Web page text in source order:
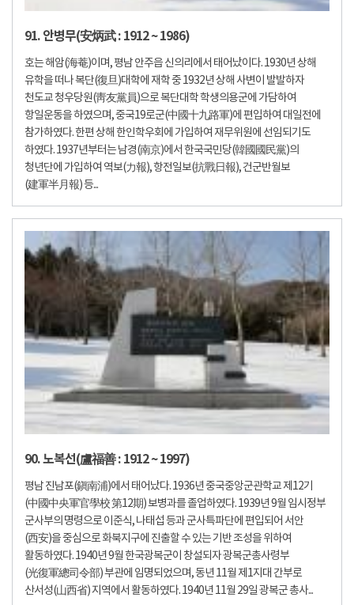
91. 안병무(安炳武 : 1912 ~ 1986)
호는 해암(海菴)이며, 평남 안주읍 신의리에서 태어났이다. 1930년 상해
유학을 떠나 복단(復旦)대학에 재학 중 1932년 상해 사변이 발발하자
천도교 청우당원(靑友黨員)으로 복단대학 학생의용군에 가담하여
항일운동을 하였으며, 중국19로군(中國十九路軍)에 편입하여 대일전에
참가하였다. 한편 상해 한인학우회에 가입하여 재무위원에 선임되기도
하였다. 1937년부터는 남경(南京)에서 한국국민당(韓國國民黨)의
청년단에 가입하여 역보(力報), 항전일보(抗戰日報), 건군반월보
(建軍半月報) 등...
90. 노복선(盧福善 : 1912 ~ 1997)
평남 진남포(鎭南浦)에서 태어났다. 1936년 중국중앙군관학교 제12기
(中國中央軍官學校 第12期) 보병과를 졸업하였다. 1939년 9월 임시정부
군사부의 명령으로 이준식, 나태섭 등과 군사특파단에 편입되어 서안
(西安)을 중심으로 화북지구에 진출할 수 있는 기반 조성을 위하여
활동하였다. 1940년 9월 한국광복군이 창설되자 광복군총사령부
(光復軍總司令部) 부관에 임명되었으며, 동년 11월 제1지대 간부로
산서성(山西省) 지역에서 활동하였다. 1940년 11월 29일 광복군 총사...